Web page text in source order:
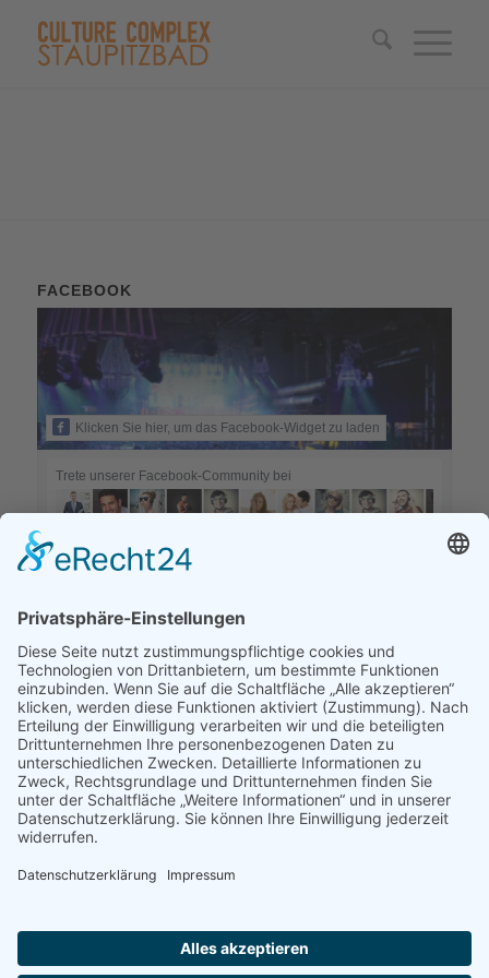
FACEBOOK
Klicken Sie hier, um das Facebook-Widget zu laden
Trete unserer Facebook-Community bei
KONTAKT
STAUPITZBAD 4 clubs
Töpfergasse N°4
04720 Döbeln
E-Mail: info@staupitzbad.de